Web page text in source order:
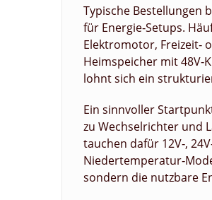
Typische Bestellungen
für Energie‑Setups.
Elektromotor, Freizeit‑
Heimspeicher mit
lohnt sich ein
Ein sinnvoller
zu Wechselrichter und
tauchen dafür 12V‑,
sondern die nutzbare